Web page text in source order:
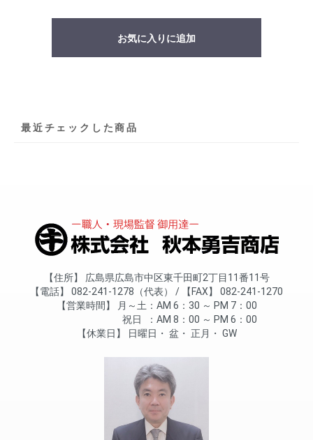
お気に入りに追加
最近チェックした商品
住所
広島県広島市中区東千田町2丁目11番11号
電話
082-241-1278（代表） FAX
082-241-1270
営業時間
月～土
AM 6：30 ～ PM 7：00
祝日
AM 8：00 ～ PM 6：00
休業日
日曜日 盆 正月 GW